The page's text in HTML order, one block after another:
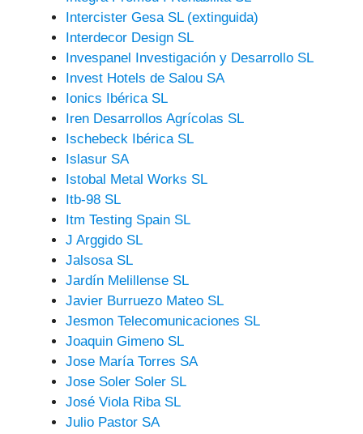
Intercister Gesa SL (extinguida)
Interdecor Design SL
Invespanel Investigación y Desarrollo SL
Invest Hotels de Salou SA
Ionics Ibérica SL
Iren Desarrollos Agrícolas SL
Ischebeck Ibérica SL
Islasur SA
Istobal Metal Works SL
Itb-98 SL
Itm Testing Spain SL
J Arggido SL
Jalsosa SL
Jardín Melillense SL
Javier Burruezo Mateo SL
Jesmon Telecomunicaciones SL
Joaquin Gimeno SL
Jose María Torres SA
Jose Soler Soler SL
José Viola Riba SL
Julio Pastor SA